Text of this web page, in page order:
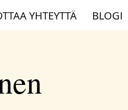
YHTEYTTÄ BLOGI